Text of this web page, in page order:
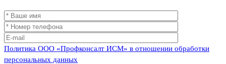
Политика ООО «Профконсалт ИСМ» в отношении обработки
персональных данных